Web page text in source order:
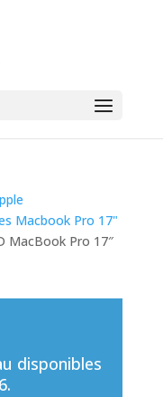
Macbook Pro 17"
MacBook Pro 17″
disponibles